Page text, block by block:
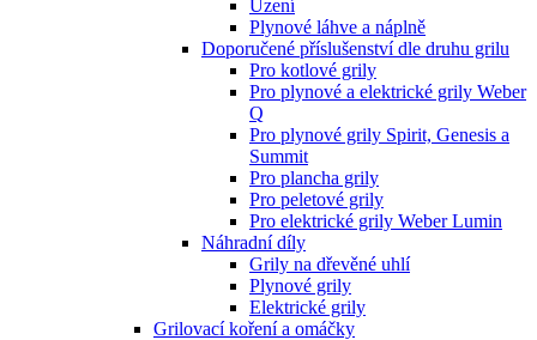
Uzení
Plynové láhve a náplně
Doporučené příslušenství dle druhu grilu
Pro kotlové grily
Pro plynové a elektrické grily Weber
Q
Pro plynové grily Spirit, Genesis a
Summit
Pro plancha grily
Pro peletové grily
Pro elektrické grily Weber Lumin
Náhradní díly
Grily na dřevěné uhlí
Plynové grily
Elektrické grily
Grilovací koření a omáčky